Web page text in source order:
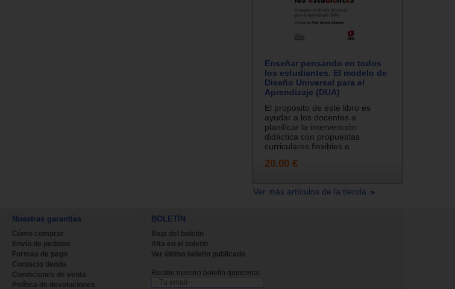
Enseñar pensando en todos
los estudiantes. El modelo de
Diseño Universal para el
Aprendizaje (DUA)
El propósito de este libro es
ayudar a los docentes a
planificar la intervención
didáctica con propuestas
curriculares flexibles e...
20.00 €
Ver más artículos de la tienda
Nuestras garantías
Cómo comprar
Envío de pedidos
Formas de pago
Contacto tienda
Condiciones de venta
Política de devoluciones
BOLETÍN
Baja del boletin
Alta en el boletin
Ver último boletin publicado
Recibe nuestro boletín quincenal.